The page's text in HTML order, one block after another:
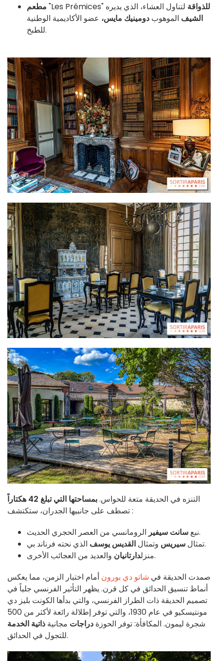
مطعم "Les Prémices" للذواقة لتناول العشاء، الذي يديره
الشيف الموهوب دومينيك مايس، عضو الأكاديمية الوطنية
للطبخ.
التنزه في الحديقة متعة للحواس.بمساحتها التي تبلغ 42 هكتاراً
تصطف على جانبيها الجدران، ستكتشف :
نبع سانت سيفير
الرومانسي من العصر الحجري الحديث.
تمثال سيريس وتمثال القديس يوسف
الذي نحته فرناند بي.
منزلدارتانيان
والعديد من العجائب الأخرى.
صمدت الحديقة في شاتو دي بورون أمام اختبار الزمن، مما يعكس
أنماط تنسيق الحدائق في كل قرن. يظهر التأثير الفرنسي جلياً في
تصميم الحديقة ذات الطراز الفرنسي، والتي بدأها الكونت بليز دي
مونتيسكيو في عام 1930، والتي توفر إطلالة رائعة لأكثر من 500
شجرة ليمون. المكافأة: توفر الحوزة دراجات مجانية ذاتية الخدمة
للتجول في الحدائق.